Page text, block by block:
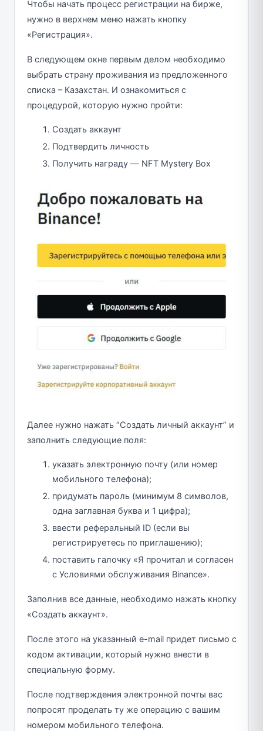
Чтобы начать процесс регистрации на бирже,
нужно в верхнем меню нажать кнопку
«Регистрация».
В следующем окне первым делом необходимо
выбрать страну проживания из предложенного
списка – Казахстан. И ознакомиться с
процедурой, которую нужно пройти:
Создать аккаунт
Подтвердить личность
Получить награду — NFT Mystery Box
Далее нужно нажать “Создать личный аккаунт” и
заполнить следующие поля:
указать электронную почту (или номер
мобильного телефона);
придумать пароль (минимум 8 символов,
одна заглавная буква и 1 цифра);
ввести реферальный ID (если вы
регистрируетесь по приглашению);
поставить галочку «Я прочитал и согласен
с Условиями обслуживания Binance».
Заполнив все данные, необходимо нажать кнопку
«Создать аккаунт».
После этого на указанный e-mail придет письмо с
кодом активации, который нужно внести в
специальную форму.
После подтверждения электронной почты вас
попросят проделать ту же операцию с вашим
номером мобильного телефона.